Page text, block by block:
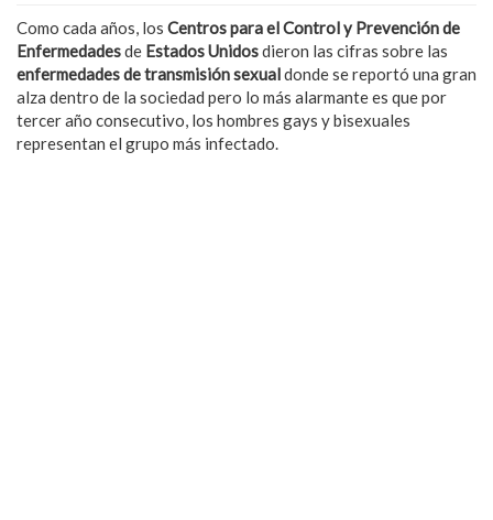
Como cada años, los Centros para el Control y Prevención de
Enfermedadesde Estados Unidosdieron las cifras sobre las
enfermedades de transmisión sexualdonde se reportó una gran
alza dentro de la sociedad pero lo más alarmante es que por
tercer año consecutivo, los hombres gays y bisexuales
representan el grupo más infectado.